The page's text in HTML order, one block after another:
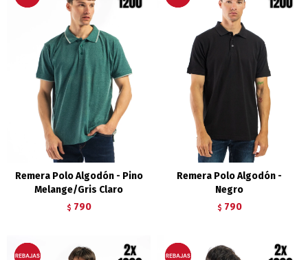
Remera Polo Algodón - Pino
Melange/Gris Claro
$ 790
Remera Polo Algodón -
Negro
$ 790